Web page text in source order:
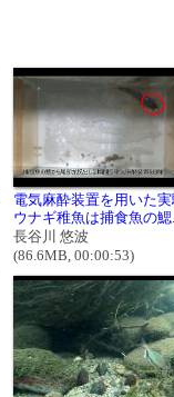
電気麻酔装置を用いた実
ウナギ稚魚は捕食魚の鰓..
長谷川 悠波
(86.6MB, 00:00:53)